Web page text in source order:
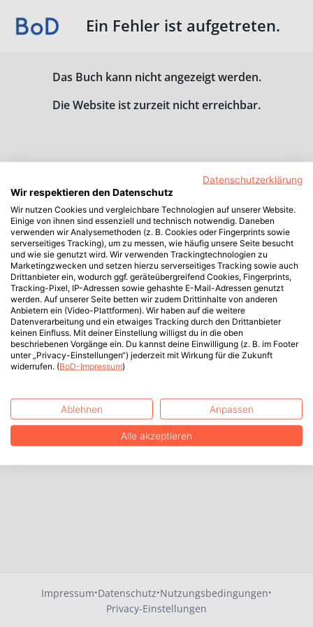
Ein Fehler ist aufgetreten.
Das Buch kann nicht angezeigt werden.
Die Website ist zurzeit nicht erreichbar.
Impressum·Datenschutz·Nutzungsbedingungen·
Privacy-Einstellungen
Datenschutzerklärung
Wir respektieren den Datenschutz
Wir nutzen Cookies und vergleichbare Technologien auf unserer Website.
Einige von ihnen sind essenziell und technisch notwendig. Daneben
verwenden wir Analysemethoden (z. B. Cookies oder Fingerprints sowie
serverseitiges Tracking), um zu messen, wie häufig unsere Seite besucht
und wie sie genutzt wird. Wir verwenden Trackingtechnologien zu
Marketingzwecken und setzen hierzu serverseitiges Tracking sowie auch
Drittanbieter ein, wodurch ggf. geräteübergreifend Cookies, Fingerprints,
Tracking-Pixel, IP-Adressen sowie gehashte E-Mail-Adressen genutzt
werden. Auf unserer Seite betten wir zudem Drittinhalte von anderen
Anbietern ein (Video-Plattformen). Wir haben auf die weitere
Datenverarbeitung und ein etwaiges Tracking durch den Drittanbieter
keinen Einfluss. Mit deiner Einstellung willigst du in die oben
beschriebenen Vorgänge ein. Du kannst deine Einwilligung (z. B. im Footer
unter „Privacy-Einstellungen“) jederzeit mit Wirkung für die Zukunft
widerrufen. (BoD-Impressum)
Ablehnen Anpassen
Alle akzeptieren